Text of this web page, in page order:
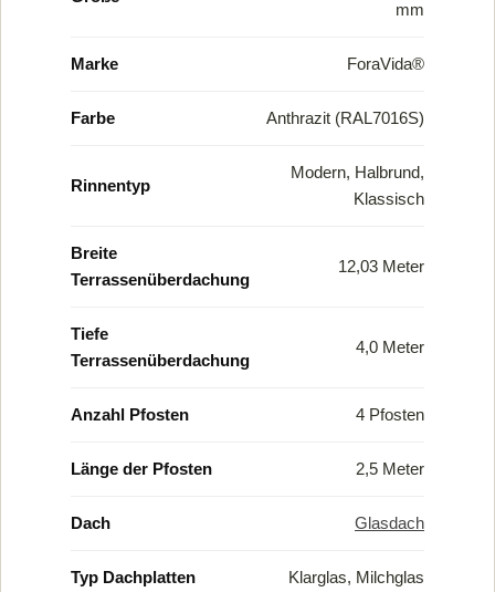
mm
Marke ForaVida®
Farbe Anthrazit (RAL7016S)
Rinnentyp
Modern, Halbrund,
Klassisch
Breite
Terrassenüberdachung
12,03 Meter
Tiefe
Terrassenüberdachung
4,0 Meter
Anzahl Pfosten 4 Pfosten
Länge der Pfosten 2,5 Meter
Dach Glasdach
Typ Dachplatten Klarglas, Milchglas